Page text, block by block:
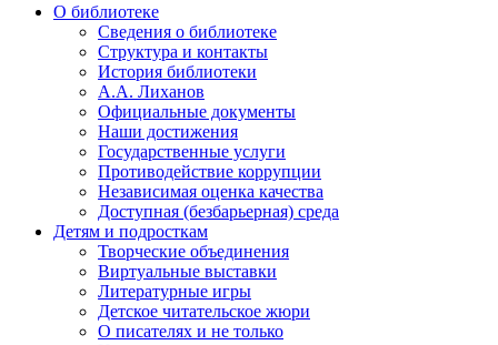
О библиотеке
Сведения о библиотеке
Структура и контакты
История библиотеки
А.А. Лиханов
Официальные документы
Наши достижения
Государственные услуги
Противодействие коррупции
Независимая оценка качества
Доступная (безбарьерная) среда
Детям и подросткам
Творческие объединения
Виртуальные выставки
Литературные игры
Детское читательское жюри
О писателях и не только